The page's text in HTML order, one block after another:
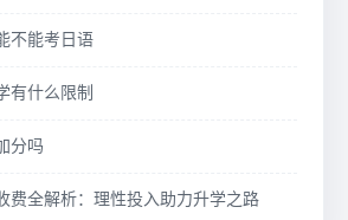
不能考日语
有什么限制
分吗
费全解析：理性投入助力升学之路